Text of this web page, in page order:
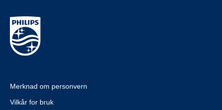
Merknad om personvern
Vilkår for bruk